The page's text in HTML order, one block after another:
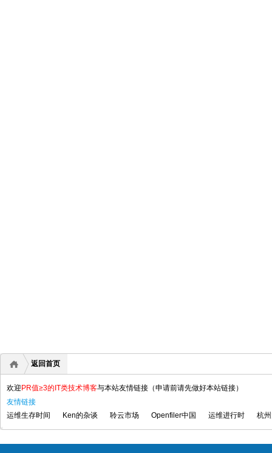
返回首页
欢迎 PR值≥3的IT类技术博客与本站友情链接（申请前请先做好本站链接）
友情链接
运维生存时间
Ken的杂谈 聆云市场 Openfiler中国 运维进行时 杭